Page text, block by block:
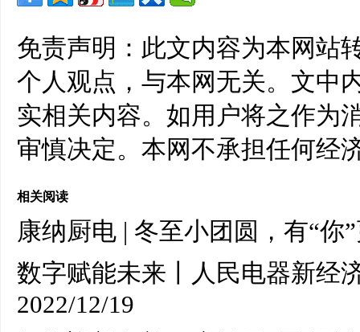
免责声明：此文内容为本网站
个人观点，与本网无关。文中
实相关内容。如用户将之作为
审慎决定。本网不承担任何经
相关阅读
康纳厨电 | 冬至小团圆，有“你
数字赋能未来丨人民电器新经
2022/12/19